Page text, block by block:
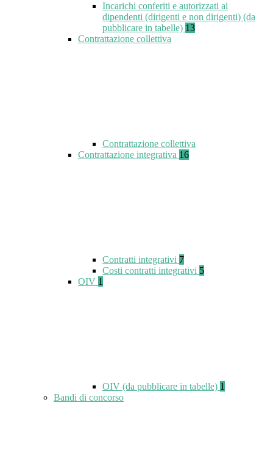
Incarichi conferiti e autorizzati ai
dipendenti (dirigenti e non dirigenti) (da
pubblicare in tabelle) 13
Contrattazione collettiva
Contrattazione collettiva
Contrattazione integrativa 16
Contratti integrativi 7
Costi contratti integrativi 5
OIV 1
OIV (da pubblicare in tabelle) 1
Bandi di concorso